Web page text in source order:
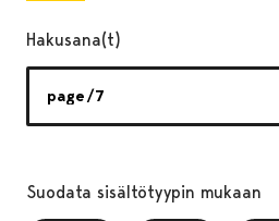
Hakusana(t)
Suodata sisältötyypin mukaan